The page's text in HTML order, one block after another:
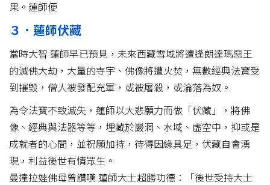
果。蓮師便
３．蓮師伏藏
當時大智 蓮師早已預見，未來西藏雪域將遭逢朗達瑪惡王
的滅佛大劫，大量的寺宇、佛像將遭火焚，無數經典法寶受
到摧毀，僧人被發配充軍，或被屠殺，或淪落為奴。
為令法寶不致滅失，蓮師以大悲願力而做「伏藏」，將佛
像、經典與法器等等，埋藏於巖洞、水域、虛空中，抑或是
成就者的心間，並祝願加持，待得因緣具足，伏藏自會湧
現，利益後世有情眾生。
曼達拉娃佛母曾讚嘆 蓮師大士超勝功德：「後世受持大士